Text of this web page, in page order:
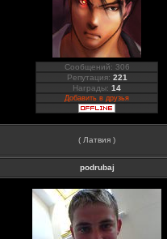
Сообщений: 306
Репутация: 221
Награды: 14
Добавить в друзья
( Латвия )
podrubaj